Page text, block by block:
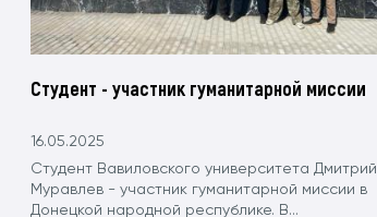
Студент - участник гуманитарной миссии
16.05.2025
Студент Вавиловского университета Дмитрий
Муравлев - участник гуманитарной миссии в
Донецкой народной республике. В...